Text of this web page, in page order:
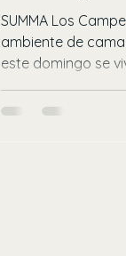
SUMMA Los
ambiente de
este domingo se